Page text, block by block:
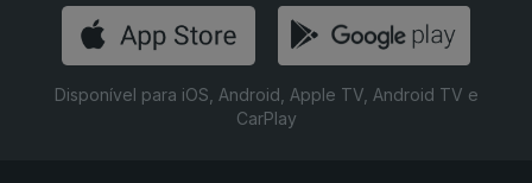
Disponível para iOS, Android, Apple TV, Android TV e
CarPlay